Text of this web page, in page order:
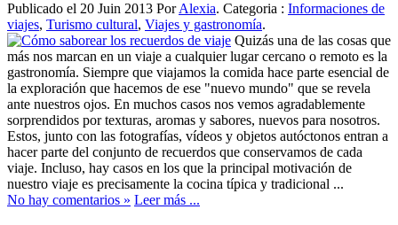
Publicado el 20 Juin 2013 PorAlexia. Categoria : Informaciones de
viajes, Turismo cultural, Viajes y gastronomía.
Quizás una de las cosas que
más nos marcan en un viaje a cualquier lugar cercano o remoto es la
gastronomía. Siempre que viajamos la comida hace parte esencial de
la exploración que hacemos de ese "nuevo mundo" que se revela
ante nuestros ojos. En muchos casos nos vemos agradablemente
sorprendidos por texturas, aromas y sabores, nuevos para nosotros.
Estos, junto con las fotografías, vídeos y objetos autóctonos entran a
hacer parte del conjunto de recuerdos que conservamos de cada
viaje. Incluso, hay casos en los que la principal motivación de
nuestro viaje es precisamente la cocina típica y tradicional ...
No hay comentarios » Leer más ...